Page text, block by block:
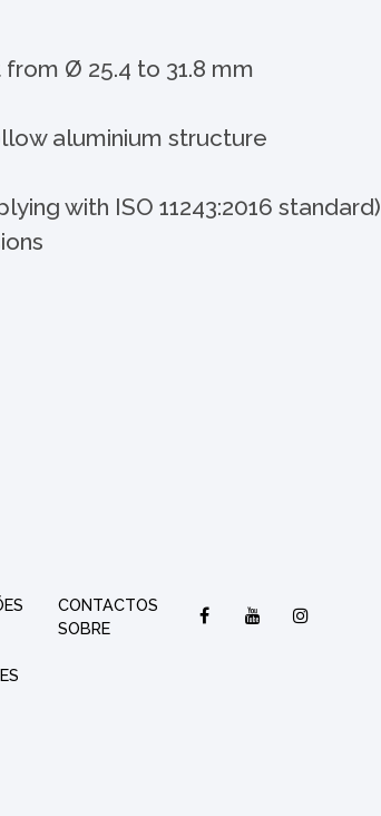
Ø 25.4 to 31.8 mm
aluminium structure
with ISO 11243:2016 standard)
CONTACTOS
SOBRE